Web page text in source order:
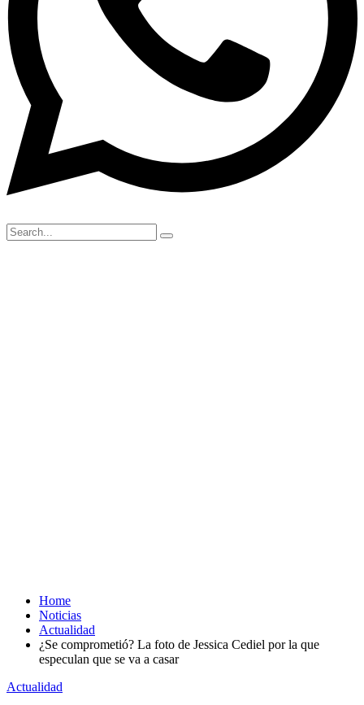
Home
Noticias
Actualidad
¿Se comprometió? La foto de Jessica Cediel por la que
especulan que se va a casar
Actualidad